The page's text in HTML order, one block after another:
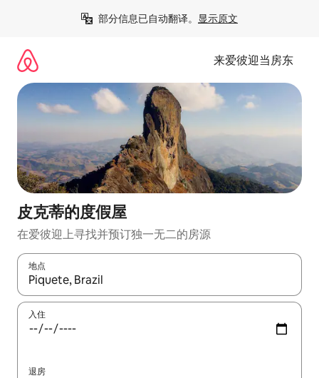
部分信息已自动翻译。 显示原文
来爱彼迎当房东
皮克蒂的度假屋
在爱彼迎上寻找并预订独一无二的房源
地点
如有搜索结果，请使用上下方向键查看，或通过点击或滑动手势
入住
退房